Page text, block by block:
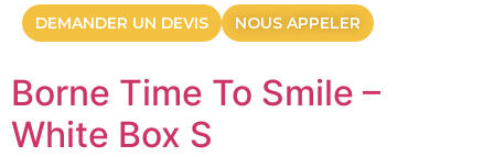
DEMANDER UN DEVIS NOUS APPELER
Borne Time To Smile –
White Box S